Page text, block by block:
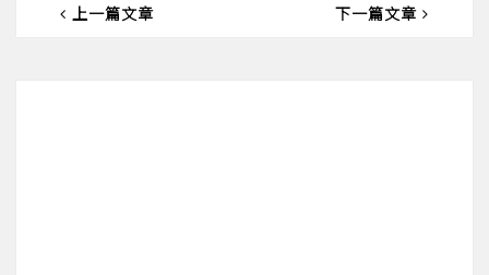
上一篇文章 下一篇文章